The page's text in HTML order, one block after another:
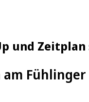
und
am